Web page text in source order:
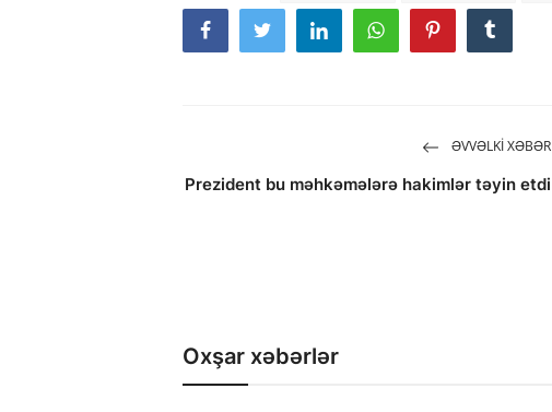
ƏVVƏLKI XƏBƏR
Prezident bu məhkəmələrə hakimlər təyin etdi
Oxşar xəbərlər